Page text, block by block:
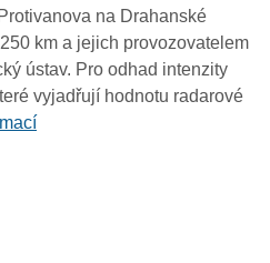
na Drahanské
km a jejich provozovatelem
ústav. Pro odhad intenzity
vyjadřují hodnotu radarové